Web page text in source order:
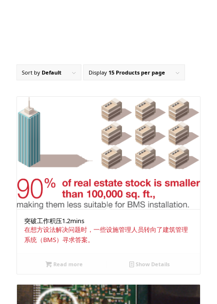
Sort by Default Display 15 Products per page
突破工作积压1.2mins
在想方设法解决问题时，一些设施管理人员转向了建筑管理
系统（BMS）寻求答案。
Read more Show Details